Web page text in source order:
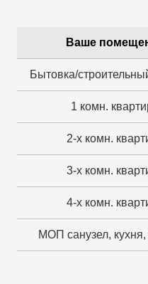
Ваше
Бытовка/
1 комн.
2-х комн.
3-х комн.
4-х комн.
МОП санузел,